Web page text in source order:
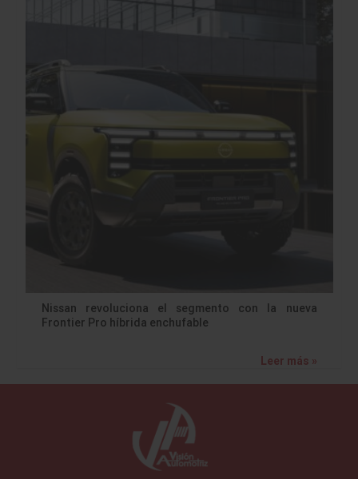
Nissan revoluciona el segmento con la nueva
Frontier Pro híbrida enchufable
Leer más »